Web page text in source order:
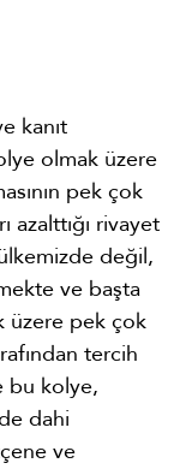
kanıt
olmak üzere
pek çok
azalttığı rivayet
değil,
ve başta
üzere pek çok
tercih
bu kolye,
dahi
ve